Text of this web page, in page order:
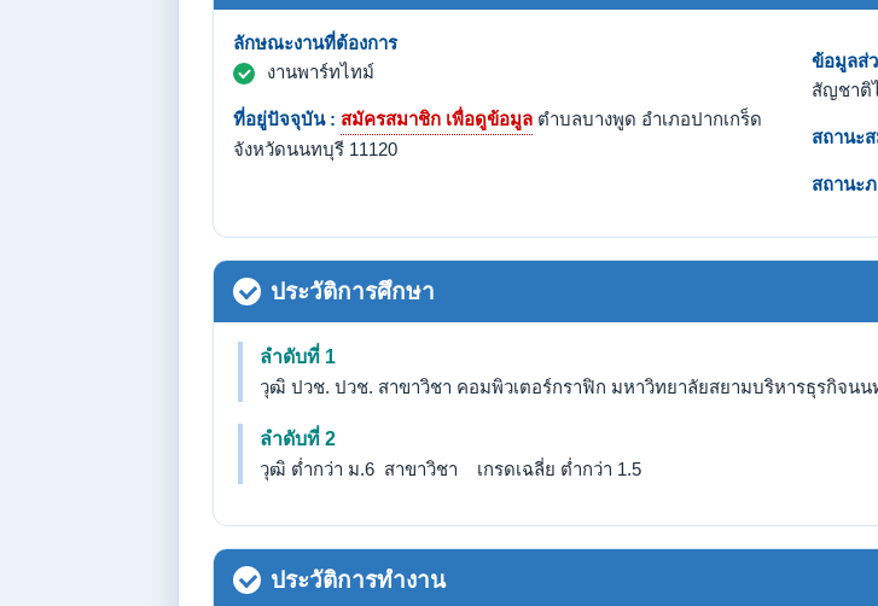
ลักษณะงานที่ต้องการ
งานพาร์ทไทม์
ที่อยู่ปัจจุบัน : สมัครสมาชิก เพื่อดูข้อมูล ตำบลบางพูด อำเภอปากเกร็ด
จังหวัดนนทบุรี 11120
ข้อมูลส่
สัญชาติ
สถานะ
สถานะ
ประวัติการศึกษา
ลำดับที่ 1
วุฒิ ปวช. ปวช. สาขาวิชา คอมพิวเตอร์กราฟิก มหาวิทยาลัยสยามบริหารธุรกิจนน
ลำดับที่ 2
วุฒิ ต่ำกว่า ม.6 สาขาวิชา เกรดเฉลี่ย ต่ำกว่า 1.5
ประวัติการทำงาน